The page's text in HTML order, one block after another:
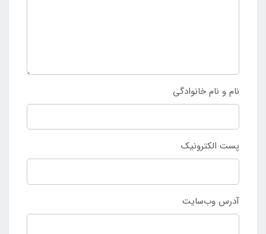
نام و نام خانوادگی
پست الکترونیک
آدرس وب‌سایت